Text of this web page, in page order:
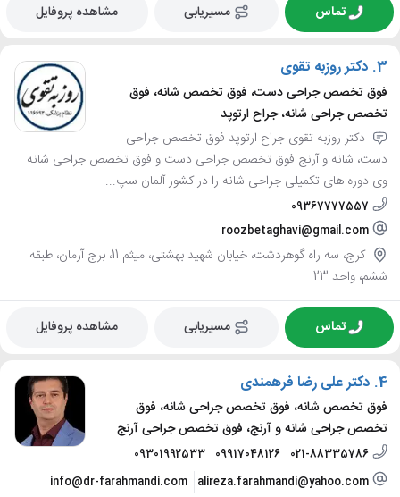
تماس مسیریابی مشاهده پروفایل
3. دکتر روزبه تقوی
فوق تخصص جراحی دست، فوق تخصص شانه، فوق
تخصص جراحی شانه، جراح ارتوپد
دکتر روزبه تقوی جراح ارتوپد فوق تخصص جراحی
دست، شانه و آرنج فوق تخصص جراحی دست و فوق تخصص جراحی شانه
وی دوره های تکمیلی جراحی شانه را در کشور آلمان سپ...
09367777557
roozbetaghavi@gmail.com
کرج، سه راه گوهردشت، خیابان شهید بهشتی، میثم 11، برج آرمان، طبقه
ششم، واحد 23
تماس مسیریابی مشاهده پروفایل
4. دکتر علی رضا فرهمندی
فوق تخصص شانه، فوق تخصص جراحی شانه، فوق
تخصص جراحی شانه و آرنج، فوق تخصص جراحی آرنج
021-88335786
09917048126
09301992533
alireza.farahmandi@yahoo.com
info@dr-farahmandi.com